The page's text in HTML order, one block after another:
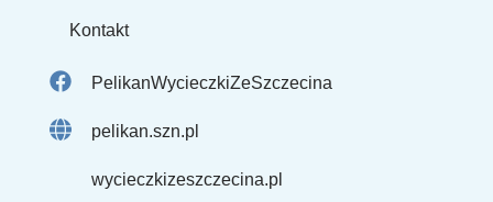
Kontakt
PelikanWycieczkiZeSzczecina
pelikan.szn.pl
wycieczkizeszczecina.pl